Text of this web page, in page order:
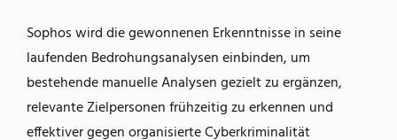
Sophos wird die gewonnenen Erkenntnisse in seine
laufenden Bedrohungsanalysen einbinden, um
bestehende manuelle Analysen gezielt zu ergänzen,
relevante Zielpersonen frühzeitig zu erkennen und
effektiver gegen organisierte Cyberkriminalität